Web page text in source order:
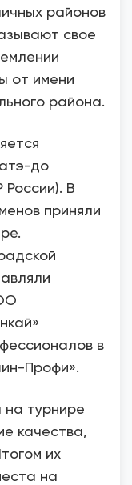
районов
свое
от имени
района.
до
В
приняли
в
Профи».
на турнире
качества,
их
на